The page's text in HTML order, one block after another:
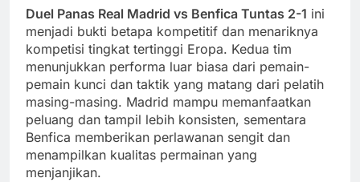
Duel Panas Real Madrid vs Benfica Tuntas 2-1 ini
menjadi bukti betapa kompetitif dan menariknya
kompetisi tingkat tertinggi Eropa. Kedua tim
menunjukkan performa luar biasa dari pemain-
pemain kunci dan taktik yang matang dari pelatih
masing-masing. Madrid mampu memanfaatkan
peluang dan tampil lebih konsisten, sementara
Benfica memberikan perlawanan sengit dan
menampilkan kualitas permainan yang
menjanjikan.